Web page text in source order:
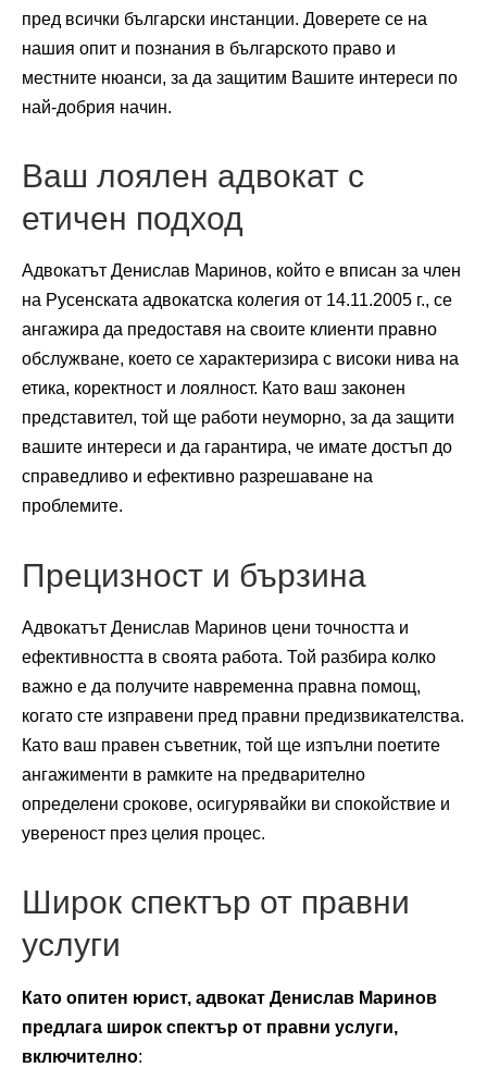
пред всички български инстанции. Доверете се на
нашия опит и познания в българското право и
местните нюанси, за да защитим Вашите интереси по
най-добрия начин.
Ваш лоялен адвокат с
етичен подход
Адвокатът Денислав Маринов, който е вписан за член
на Русенската адвокатска колегия от 14.11.2005 г., се
ангажира да предоставя на своите клиенти правно
обслужване, което се характеризира с високи нива на
етика, коректност и лоялност. Като ваш законен
представител, той ще работи неуморно, за да защити
вашите интереси и да гарантира, че имате достъп до
справедливо и ефективно разрешаване на
проблемите.
Прецизност и бързина
Адвокатът Денислав Маринов цени точността и
ефективността в своята работа. Той разбира колко
важно е да получите навременна правна помощ,
когато сте изправени пред правни предизвикателства.
Като ваш правен съветник, той ще изпълни поетите
ангажименти в рамките на предварително
определени срокове, осигурявайки ви спокойствие и
увереност през целия процес.
Широк спектър от правни
услуги
Като опитен юрист, адвокат Денислав Маринов
предлага широк спектър от правни услуги,
включително: